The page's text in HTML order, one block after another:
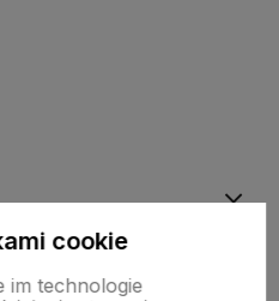
cookie
im technologie